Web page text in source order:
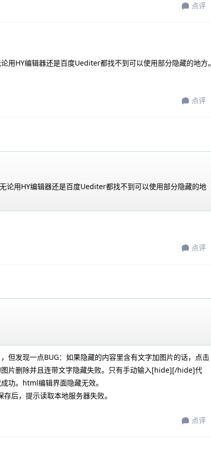
点评
用HY编辑器还是百度Uediter都找不到可以使用部分隐藏的地方。
点评
论用HY编辑器还是百度Uediter都找不到可以使用部分隐藏的地
点评
但发现一点BUG：如果隐藏的内容里含有文字加图片的话，点击
片删除并且连带文字隐藏失败。只有手动输入[hide][/hide]代
功。html编辑界面隐藏无效。
后，提示读取本地服务器失败。
点评